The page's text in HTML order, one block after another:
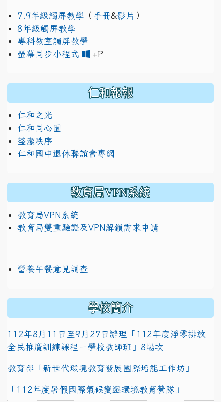
7.9年級觸屏教學 （ 手冊&影片 ）
8年級觸屏教學
專科教室觸屏教學
螢幕同步小程式
+P
仁和報報
仁和之光
仁和同心園
整潔秩序
仁和國中退休聯誼會專網
教育局VPN系統
教育局VPN系統
教育局雙重驗證及VPN解鎖需求申請
營養午餐意見調查
學校簡介
112年8月11日至9月27日辦理「112年度淨零排放
全民推廣訓練課程－學校教師班」8場次
教育部「新世代環境教育發展國際增能工作坊」
「112年度暑假國際氣候變遷環境教育營隊」